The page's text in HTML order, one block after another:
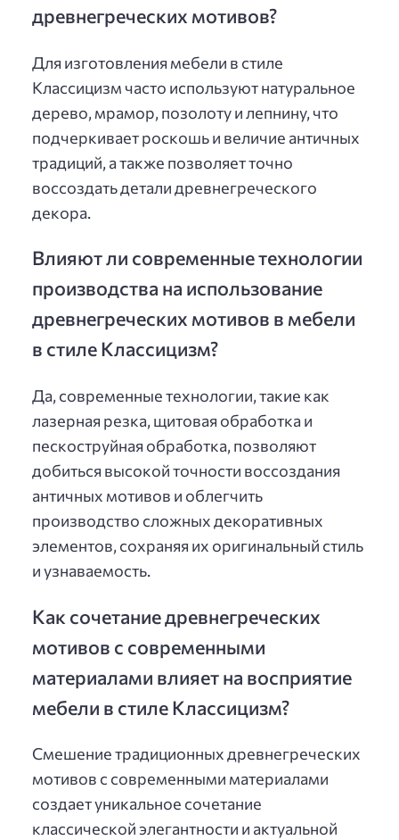
древнегреческих мотивов?
Для изготовления мебели в стиле
Классицизм часто используют натуральное
дерево, мрамор, позолоту и лепнину, что
подчеркивает роскошь и величие античных
традиций, а также позволяет точно
воссоздать детали древнегреческого
декора.
Влияют ли современные технологии
производства на использование
древнегреческих мотивов в мебели
в стиле Классицизм?
Да, современные технологии, такие как
лазерная резка, щитовая обработка и
пескоструйная обработка, позволяют
добиться высокой точности воссоздания
античных мотивов и облегчить
производство сложных декоративных
элементов, сохраняя их оригинальный стиль
и узнаваемость.
Как сочетание древнегреческих
мотивов с современными
материалами влияет на восприятие
мебели в стиле Классицизм?
Смешение традиционных древнегреческих
мотивов с современными материалами
создает уникальное сочетание
классической элегантности и актуальной